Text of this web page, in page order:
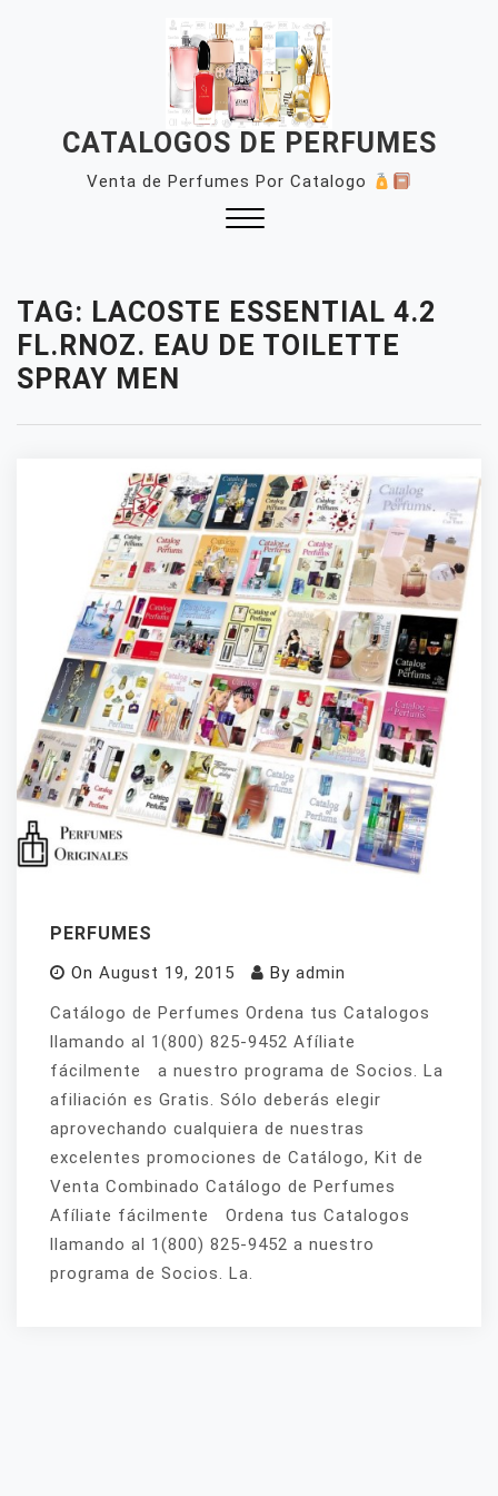
CATALOGOS DE PERFUMES
Venta de Perfumes Por Catalogo
TAG: LACOSTE ESSENTIAL 4.2
FL.RNOZ. EAU DE TOILETTE
SPRAY MEN
PERFUMES
On August 19, 2015 By admin
Catálogo de Perfumes Ordena tus Catalogos
llamando al 1(800) 825-9452 Afíliate
fácilmente a nuestro programa de Socios. La
afiliación es Gratis. Sólo deberás elegir
aprovechando cualquiera de nuestras
excelentes promociones de Catálogo, Kit de
Venta Combinado Catálogo de Perfumes
Afíliate fácilmente Ordena tus Catalogos
llamando al 1(800) 825-9452 a nuestro
programa de Socios. La.